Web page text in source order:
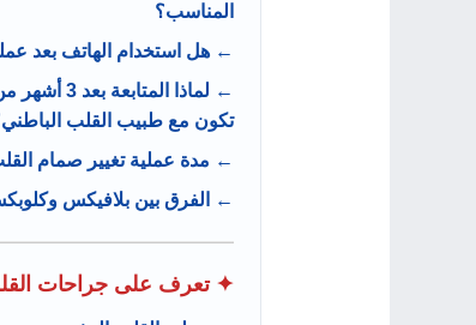
المناسب؟
← هل استخدام الهاتف بعد
← لماذا
تكون مع طبيب القلب
← مدة عملية تغيير صمام
← الفرق بين بلافيكس
✦ تعرف على جراحات